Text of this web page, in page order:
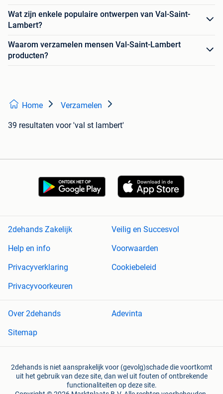
Wat zijn enkele populaire ontwerpen van Val-Saint-
Lambert?
Waarom verzamelen mensen Val-Saint-Lambert
producten?
Home Verzamelen
39 resultaten voor 'val st lambert'
2dehands Zakelijk
Veilig en Succesvol
Help en info
Voorwaarden
Privacyverklaring
Cookiebeleid
Privacyvoorkeuren
Over 2dehands
Adevinta
Sitemap
2dehands is niet aansprakelijk voor (gevolg)schade die voortkomt
uit het gebruik van deze site, dan wel uit fouten of ontbrekende
functionaliteiten op deze site.